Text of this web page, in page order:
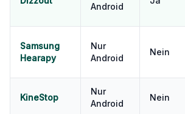
Android
Samsung
Hearapy
Nur
Android
Nein
KineStop
Nur
Android
Nein